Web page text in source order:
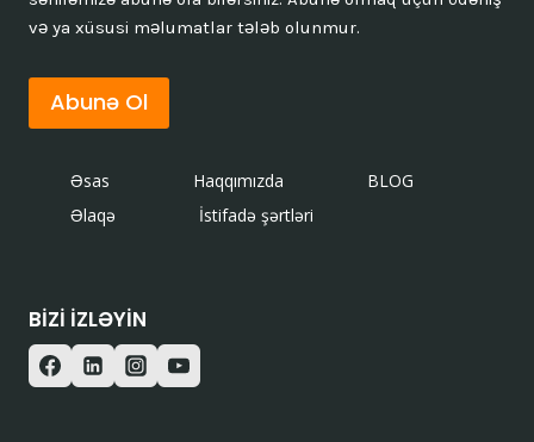
və ya xüsusi məlumatlar tələb olunmur.
Abunə Ol
Əsas Haqqımızda
BLOG
Əlaqə
İstifadə şərtləri
BIZI IZLƏYIN